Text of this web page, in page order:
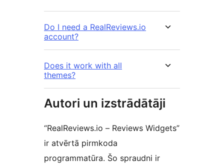
Do I need a RealReviews.io
account?
Does it work with all
themes?
Autori un izstrādātāji
“RealReviews.io – Reviews Widgets”
ir atvērtā pirmkoda
programmatūra. Šo spraudni ir